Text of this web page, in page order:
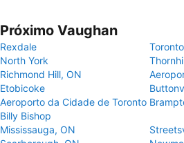
Próximo Vaughan
Rexdale
North York
Richmond Hill, ON
Etobicoke
Aeroporto da Cidade de Toronto
Billy Bishop
Mississauga, ON